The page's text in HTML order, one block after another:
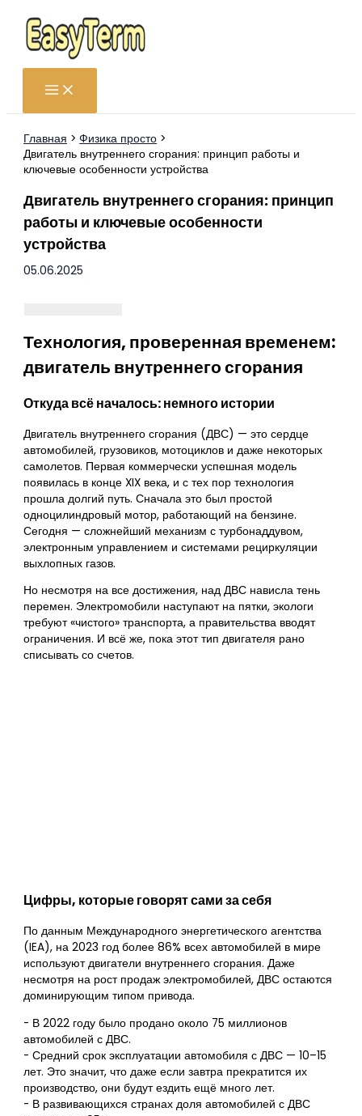
Перейти
содержимому
Главная
Физика просто
Двигатель внутреннего сгорания: принцип работы и
ключевые особенности устройства
Двигатель внутреннего сгорания: принцип
работы и ключевые особенности
устройства
05.06.2025
Технология, проверенная временем:
двигатель внутреннего сгорания
Откуда всё началось: немного истории
Двигатель внутреннего сгорания (ДВС) — это сердце
автомобилей, грузовиков, мотоциклов и даже некоторых
самолетов. Первая коммерчески успешная модель
появилась в конце XIX века, и с тех пор технология
прошла долгий путь. Сначала это был простой
одноцилиндровый мотор, работающий на бензине.
Сегодня — сложнейший механизм с турбонаддувом,
электронным управлением и системами рециркуляции
выхлопных газов.
Но несмотря на все достижения, над ДВС нависла тень
перемен. Электромобили наступают на пятки, экологи
требуют «чистого» транспорта, а правительства вводят
ограничения. И всё же, пока этот тип двигателя рано
списывать со счетов.
Цифры, которые говорят сами за себя
По данным Международного энергетического агентства
(IEA), на 2023 год более 86% всех автомобилей в мире
используют двигатели внутреннего сгорания. Даже
несмотря на рост продаж электромобилей, ДВС остаются
доминирующим типом привода.
- В 2022 году было продано около 75 миллионов
автомобилей с ДВС.
- Средний срок эксплуатации автомобиля с ДВС — 10–15
лет. Это значит, что даже если завтра прекратится их
производство, они будут ездить ещё много лет.
- В развивающихся странах доля автомобилей с ДВС